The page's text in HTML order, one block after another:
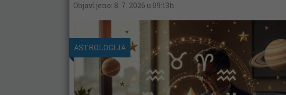
Objavljeno: 8. 7. 2026 u 09:13h
ASTROLOGIJA